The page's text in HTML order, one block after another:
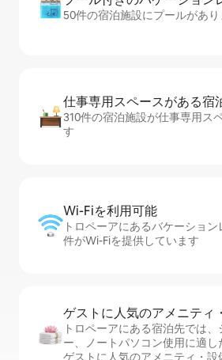
50件の宿泊施設にプールがあり
仕事専用ス⁠ペ⁠ー⁠スがあ⁠る宿⁠
310件の宿泊施設が仕事専用ス
す
Wi-Fiを利⁠用⁠可⁠能
トロペーアにあるバケーショ
件がWi-Fiを提供しています
ゲストに人⁠気⁠のア⁠メ⁠ニ⁠テ⁠ィ
トロペーアにある宿泊先では
ー、ノートパソコン使用に適
ゲストに人気のアメニティ・設